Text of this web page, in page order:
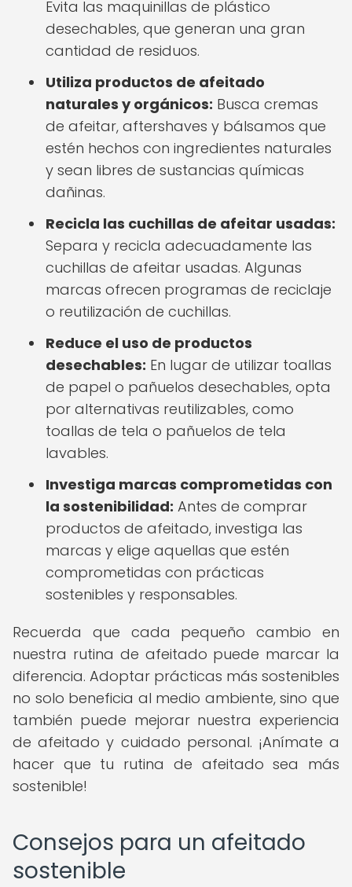
Evita las maquinillas de plástico
desechables, que generan una gran
cantidad de residuos.
Utiliza productos de afeitado
naturales y orgánicos: Busca cremas
de afeitar, aftershaves y bálsamos que
estén hechos con ingredientes naturales
y sean libres de sustancias químicas
dañinas.
Recicla las cuchillas de afeitar usadas:
Separa y recicla adecuadamente las
cuchillas de afeitar usadas. Algunas
marcas ofrecen programas de reciclaje
o reutilización de cuchillas.
Reduce el uso de productos
desechables: En lugar de utilizar toallas
de papel o pañuelos desechables, opta
por alternativas reutilizables, como
toallas de tela o pañuelos de tela
lavables.
Investiga marcas comprometidas con
la sostenibilidad: Antes de comprar
productos de afeitado, investiga las
marcas y elige aquellas que estén
comprometidas con prácticas
sostenibles y responsables.
Recuerda que cada pequeño cambio en
nuestra rutina de afeitado puede marcar la
diferencia. Adoptar prácticas más sostenibles
no solo beneficia al medio ambiente, sino que
también puede mejorar nuestra experiencia
de afeitado y cuidado personal. ¡Anímate a
hacer que tu rutina de afeitado sea más
sostenible!
Consejos para un afeitado
sostenible